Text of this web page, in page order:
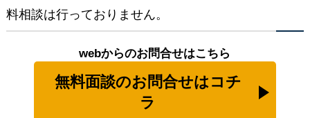
料相談は行っておりません。
webからのお問合せはこちら
無料面談のお問合せはコチ
ラ